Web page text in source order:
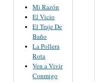
Mi Razón
El Vicio
El Traje De
Baño
La Pollera
Rota
Ven a Vivir
Conmigo